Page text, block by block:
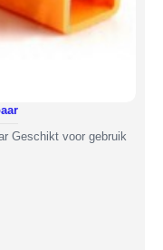
Geschikt voor gebruik